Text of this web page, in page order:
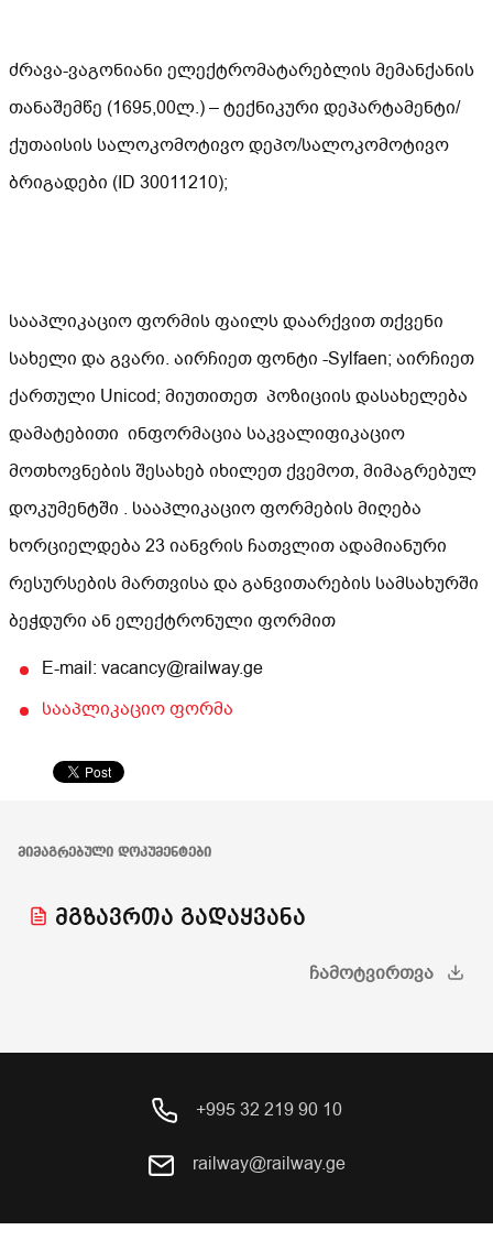
ძრავა-ვაგონიანი ელექტრომატარებლის მემანქანის
თანაშემწე (1695,00ლ.) – ტექნიკური დეპარტამენტი/
ქუთაისის სალოკომოტივო დეპო/სალოკომოტივო
ბრიგადები (ID 30011210);
სააპლიკაციო ფორმის ფაილს დაარქვით თქვენი
სახელი და გვარი. აირჩიეთ ფონტი -Sylfaen; აირჩიეთ
ქართული Unicod; მიუთითეთ პოზიციის დასახელება
დამატებითი ინფორმაცია საკვალიფიკაციო
მოთხოვნების შესახებ იხილეთ ქვემოთ, მიმაგრებულ
დოკუმენტში . სააპლიკაციო ფორმების მიღება
ხორციელდება 23 იანვრის ჩათვლით ადამიანური
რესურსების მართვისა და განვითარების სამსახურში
ბეჭდური ან ელექტრონული ფორმით
E-mail: vacancy@railway.ge
სააპლიკაციო ფორმა
ᲛᲘᲛᲐᲒᲠᲔᲑᲣᲚᲘ ᲓᲝᲙᲣᲛᲔᲜᲢᲔᲑᲘ
მგზავრთა გადაყვანა
ᲩᲐᲛᲝᲢᲕᲘᲠᲗᲕᲐ
+995 32 219 90 10
railway@railway.ge